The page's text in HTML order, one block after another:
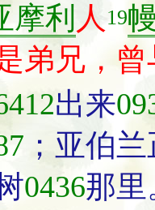
摩利 人19
弟兄，曾
出来
；亚伯
0436那